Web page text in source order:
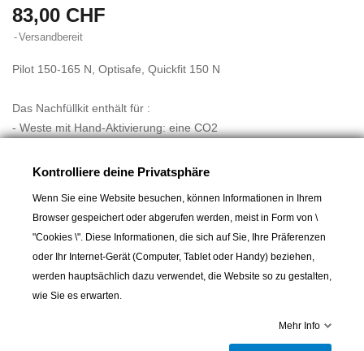
83,00 CHF
Versandbereit
Pilot 150-165 N, Optisafe, Quickfit 150 N
Das Nachfüllkit enthält für :
- Weste mit Hand-Aktivierung: eine CO2
- Automatik-Weste mit Auslösepatrone: eine CO2
Sicherungsclip*.
- Weste mit Automatik-Aktivierung, hydrostatisches Hammar-
System : eine CO2
-Flasche, einen hydrostatischen Auslösemechanismus und einen
Sicherungsclip.
Auslösemechanismus mit Auslösetablette oder Auslösepatrone :
Wenn sich Ihre Weste längere Zeit in feuchter Umgebung befand,
empfehlen wir Ihnen die Salztablette genau zu überprüfen und
Mehr lesen
Kontrolliere deine Privatsphäre
Wenn Sie eine Website besuchen, können Informationen in Ihrem
Browser gespeichert oder abgerufen werden, meist in Form von \
"Cookies \". Diese Informationen, die sich auf Sie, Ihre Präferenzen
oder Ihr Internet-Gerät (Computer, Tablet oder Handy) beziehen,
werden hauptsächlich dazu verwendet, die Website so zu gestalten,
wie Sie es erwarten.
Mehr Info